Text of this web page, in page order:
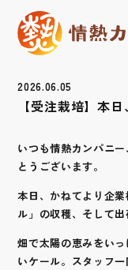
2026.06.05
【受注栽培】本
いつも情熱カンパニ
とうございます。
本日、かねてより企
ル」の収穫、そして出
畑で太陽の恵みをい
いケール。スタッフ